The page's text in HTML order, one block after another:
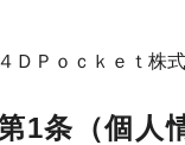
４ＤＰｏｃｋｅｔ株
1条（個人